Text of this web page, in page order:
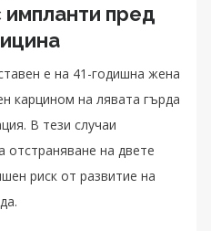
импланти пред
е на 41-годишна жена
карцином на лявата гърда
В тези случаи
отстраняване на двете
риск от развитие на